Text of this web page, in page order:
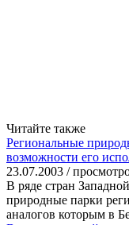
Читайте также
Региональные
возможности его
23.07.2003 /
В ряде стран
природные парки
аналогов которым в